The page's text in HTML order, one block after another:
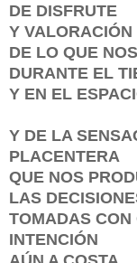
DE DISFRUTE
Y VALORACIÓN
DE LO QUE
DURANTE EL
Y EN EL
Y DE LA
PLACENTERA
QUE NOS
LAS
TOMADAS CON
INTENCIÓN